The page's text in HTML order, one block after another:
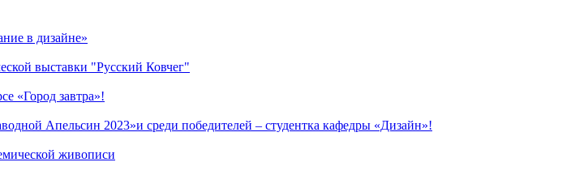
в дизайне»
выставки "Русский Ковчег"
«Город завтра»!
Апельсин 2023»и среди победителей – студентка кафедры «Дизайн»!
живописи